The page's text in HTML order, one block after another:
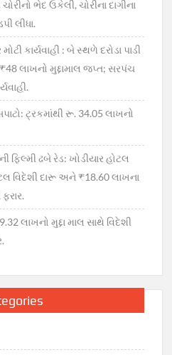
ભેદ ઉકેલી, ચોરીના દાગીના
લીધા.
કાર્યવાહી : બે સ્થળે દરોડા પાડી
લાખનો મુદ્દામાલ જપ્ત; સરપંચ
ટ્રકમાંથી રૂ. 34.05 લાખનો
ફિલ્મી ઢબે રેડ: ખોડીયાર હોટલ
વિદેશી દારૂ અને ₹18.60 લાખના
લાખનો મુદ્દા માલ સાથે વિદેશી